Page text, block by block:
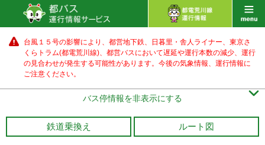
台風１５号の影響により、都営地下鉄、日暮里・舎人ライナー、東京さ
くらトラム(都電荒川線)、都営バスにおいて遅延や運行本数の減少、運行
の見合わせが発生する可能性があります。 今後の気象情報、運行情報に
ご注意ください。
バス停情報を非表示にする 
鉄道乗換え ルート図